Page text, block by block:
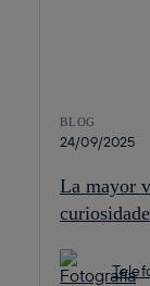
BLOG
24/09/2025
La mayor